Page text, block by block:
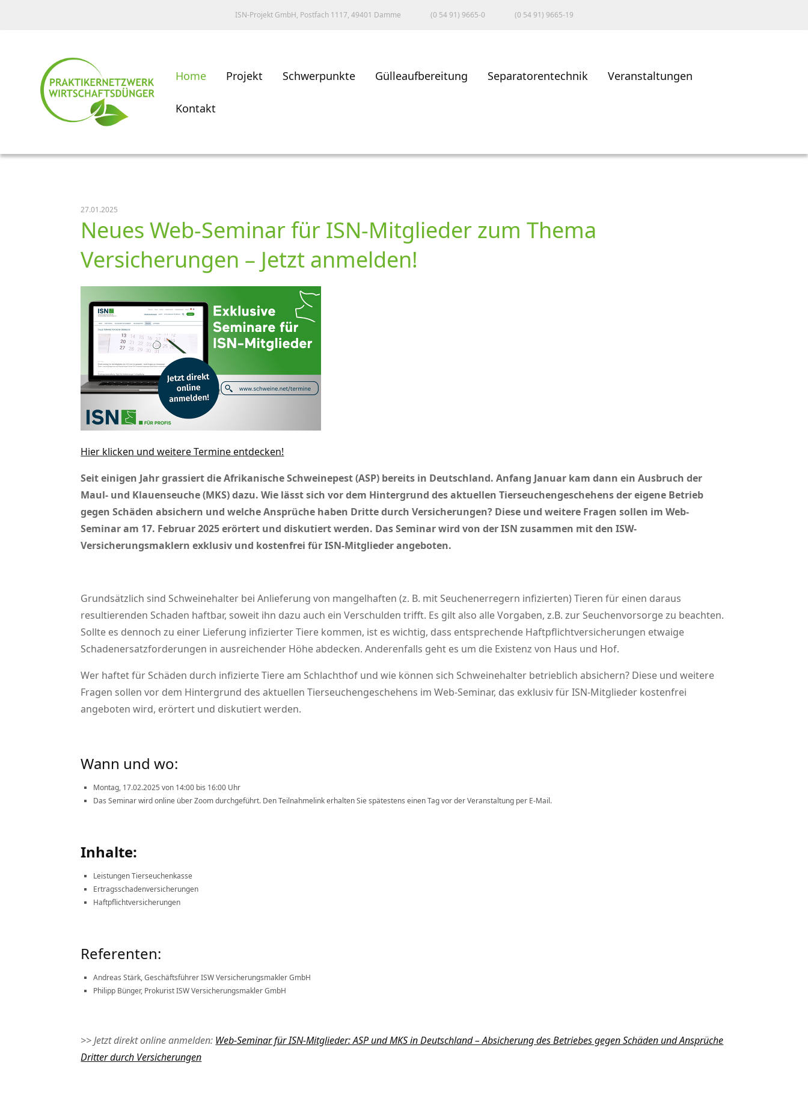
ISN-Projekt GmbH, Postfach 1117, 49401 Damme (0 54 91) 9665-0 (0 54 91) 9665-19
Home Projekt Schwerpunkte Gülleaufbereitung Separatorentechnik Veranstaltungen
Kontakt
27.01.2025
Neues Web-Seminar für ISN-Mitglieder zum Thema
Versicherungen – Jetzt anmelden!
Hier klicken und weitere Termine entdecken!
Seit einigen Jahr grassiert die Afrikanische Schweinepest (ASP) bereits in Deutschland. Anfang Januar kam dann ein Ausbruch der
Maul- und Klauenseuche (MKS) dazu. Wie lässt sich vor dem Hintergrund des aktuellen Tierseuchengeschehens der eigene Betrieb
gegen Schäden absichern und welche Ansprüche haben Dritte durch Versicherungen? Diese und weitere Fragen sollen im Web-
Seminar am 17. Februar 2025 erörtert und diskutiert werden. Das Seminar wird von der ISN zusammen mit den ISW-
Versicherungsmaklern exklusiv und kostenfrei für ISN-Mitglieder angeboten.
Grundsätzlich sind Schweinehalter bei Anlieferung von mangelhaften (z. B. mit Seuchenerregern infizierten) Tieren für einen daraus
resultierenden Schaden haftbar, soweit ihn dazu auch ein Verschulden trifft. Es gilt also alle Vorgaben, z.B. zur Seuchenvorsorge zu beachten.
Sollte es dennoch zu einer Lieferung infizierter Tiere kommen, ist es wichtig, dass entsprechende Haftpflichtversicherungen etwaige
Schadenersatzforderungen in ausreichender Höhe abdecken. Anderenfalls geht es um die Existenz von Haus und Hof.
Wer haftet für Schäden durch infizierte Tiere am Schlachthof und wie können sich Schweinehalter betrieblich absichern? Diese und weitere
Fragen sollen vor dem Hintergrund des aktuellen Tierseuchengeschehens im Web-Seminar, das exklusiv für ISN-Mitglieder kostenfrei
angeboten wird, erörtert und diskutiert werden.
Wann und wo:
Montag, 17.02.2025 von 14:00 bis 16:00 Uhr
Das Seminar wird online über Zoom durchgeführt. Den Teilnahmelink erhalten Sie spätestens einen Tag vor der Veranstaltung per E-Mail.
Inhalte:
Leistungen Tierseuchenkasse
Ertragsschadenversicherungen
Haftpflichtversicherungen
Referenten:
Andreas Stärk, Geschäftsführer ISW Versicherungsmakler GmbH
Philipp Bünger, Prokurist ISW Versicherungsmakler GmbH
>> Jetzt direkt online anmelden: Web-Seminar für ISN-Mitglieder: ASP und MKS in Deutschland – Absicherung des Betriebes gegen Schäden und Ansprüche
Dritter durch Versicherungen